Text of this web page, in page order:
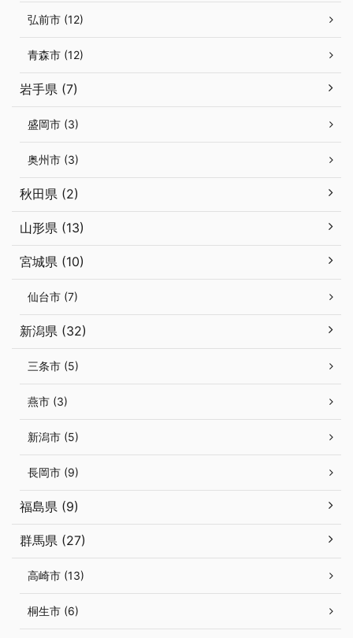
弘前市 (12)
青森市 (12)
岩手県 (7)
盛岡市 (3)
奥州市 (3)
秋田県 (2)
山形県 (13)
宮城県 (10)
仙台市 (7)
新潟県 (32)
三条市 (5)
燕市 (3)
新潟市 (5)
長岡市 (9)
福島県 (9)
群馬県 (27)
高崎市 (13)
桐生市 (6)